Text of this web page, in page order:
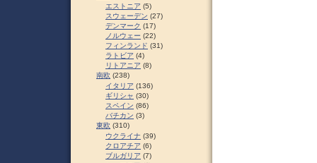
エストニア (5)
スウェーデン (27)
デンマーク (17)
ノルウェー (22)
フィンランド (31)
ラトビア (4)
リトアニア (8)
南欧 (238)
イタリア (136)
ギリシャ (30)
スペイン (86)
バチカン (3)
東欧 (310)
ウクライナ (39)
クロアチア (6)
ブルガリア (7)